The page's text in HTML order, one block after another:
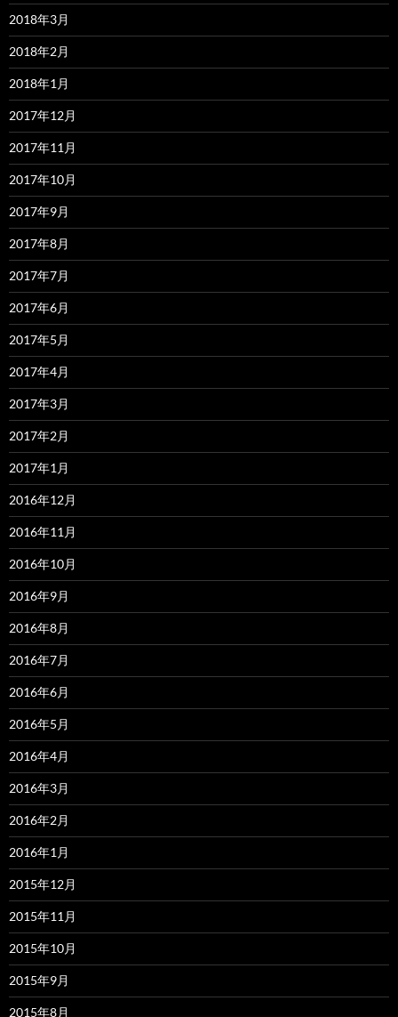
2018年3月
2018年2月
2018年1月
2017年12月
2017年11月
2017年10月
2017年9月
2017年8月
2017年7月
2017年6月
2017年5月
2017年4月
2017年3月
2017年2月
2017年1月
2016年12月
2016年11月
2016年10月
2016年9月
2016年8月
2016年7月
2016年6月
2016年5月
2016年4月
2016年3月
2016年2月
2016年1月
2015年12月
2015年11月
2015年10月
2015年9月
2015年8月